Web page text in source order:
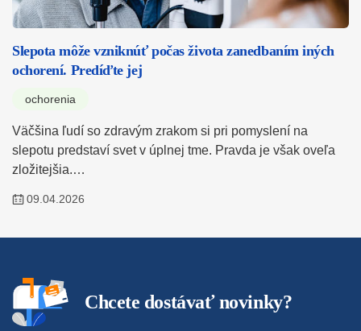
Slepota môže vzniknúť počas života zanedbaním iných
ochorení. Predíďte jej
ochorenia
Väčšina ľudí so zdravým zrakom si pri pomyslení na
slepotu predstaví svet v úplnej tme. Pravda je však oveľa
zložitejšia.…
09.04.2026
Chcete dostávať novinky?